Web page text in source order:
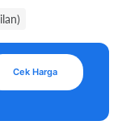
Cek Harga